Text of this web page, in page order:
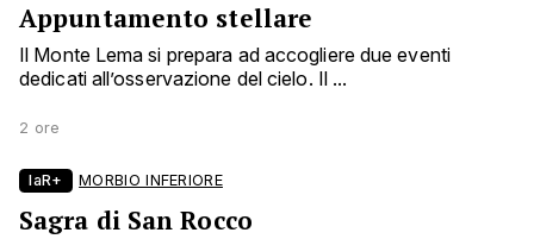
Appuntamento stellare
Il Monte Lema si prepara ad accogliere due eventi
dedicati all’osservazione del cielo. Il ...
2 ore
laR+ MORBIO INFERIORE
Sagra di San Rocco